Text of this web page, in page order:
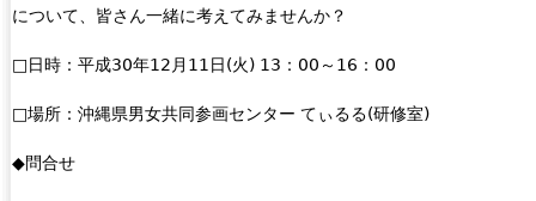
について、皆さん一緒に考えてみませんか？
□日時：平成30年12月11日(火) 13：00～16：00
□場所：沖縄県男女共同参画センター てぃるる(研修室)
◆問合せ